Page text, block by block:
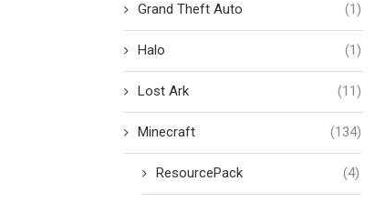
Grand Theft Auto (1)
Halo (1)
Lost Ark (11)
Minecraft (134)
ResourcePack (4)